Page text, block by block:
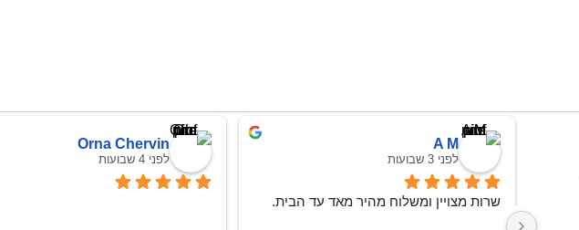
A M
לפני 3 שבועות
שרות מצויין ומשלוח מהיר מאד עד הבית.
Orna Chervin
לפני 4 שבועות